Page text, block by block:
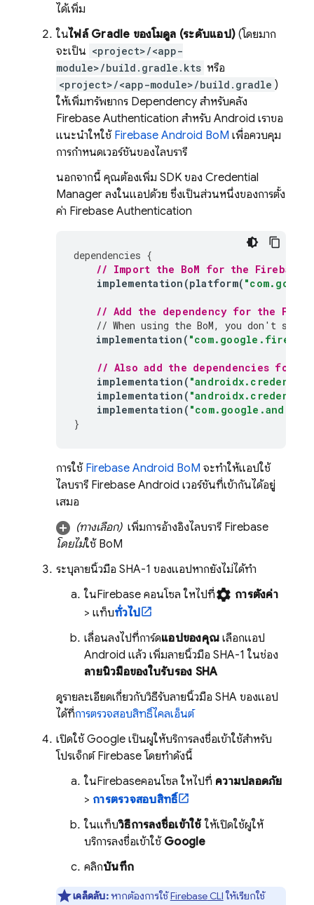
ได้เพิ่ม
ในไฟล์ Gradle ของโมดูล (ระดับแอป) (โดยมาก
จะเป็น <project>/<app-
module>/build.gradle.kts หรือ
<project>/<app-module>/build.gradle )
ให้เพิ่มทรัพยากร Dependency สำหรับคลัง
Firebase Authentication สำหรับ Android เราขอ
แนะนำให้ใช้ Firebase Android BoM เพื่อควบคุม
การกำหนดเวอร์ชันของไลบรารี
นอกจากนี้ คุณต้องเพิ่ม SDK ของ Credential
Manager ลงในแอปด้วย ซึ่งเป็นส่วนหนึ่งของการตั้ง
ค่า Firebase Authentication
dependencies {
// Import the BoM for the Firebase
implementation (platform(
// Add the dependency for the
// When using the BoM, you don't
implementation (
// Also add the dependencies for
implementation (
implementation (
implementation (
}
การใช้ Firebase Android BoM จะทำให้แอปใช้
ไลบรารี Firebase Android เวอร์ชันที่เข้ากันได้อยู่
เสมอ
(ทางเลือก)เพิ่มการอ้างอิงไลบรารี Firebase
โดยไม่ใช้ BoM
ระบุลายนิ้วมือ SHA-1 ของแอปหากยังไม่ได้ทำ
ในFirebase คอนโซล ให้ไปที่settings การตั้งค่า
> แท็บทั่วไป
เลื่อนลงไปที่การ์ดแอปของคุณ เลือกแอป
Android แล้ว เพิ่มลายนิ้วมือ SHA-1 ในช่อง
ลายนิ้วมือของใบรับรอง SHA
ดูรายละเอียดเกี่ยวกับวิธีรับลายนิ้วมือ SHA ของแอป
ได้ที่การตรวจสอบสิทธิ์ไคลเอ็นต์
เปิดใช้ Google เป็นผู้ให้บริการลงชื่อเข้าใช้สำหรับ
โปรเจ็กต์ Firebase โดยทำดังนี้
ในFirebaseคอนโซล ให้ไปที่ ความปลอดภัย
> การตรวจสอบสิทธิ์
ในแท็บวิธีการลงชื่อเข้าใช้ ให้เปิดใช้ผู้ให้
บริการลงชื่อเข้าใช้ Google
คลิกบันทึก
เคล็ดลับ:หากต้องการใช้FirebaseCLI ให้เรียกใช้